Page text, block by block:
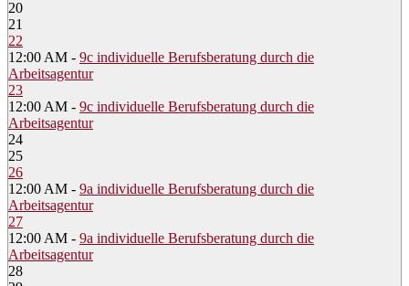
20
21
22
12:00 AM - 9c individuelle Berufsberatung durch die
Arbeitsagentur
23
12:00 AM - 9c individuelle Berufsberatung durch die
Arbeitsagentur
24
25
26
12:00 AM - 9a individuelle Berufsberatung durch die
Arbeitsagentur
27
12:00 AM - 9a individuelle Berufsberatung durch die
Arbeitsagentur
28